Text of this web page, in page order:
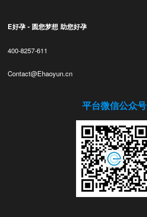
E好孕 - 圆您梦想 助您好孕
400-8257-611
Contact@Ehaoyun.cn
平台微信公众号